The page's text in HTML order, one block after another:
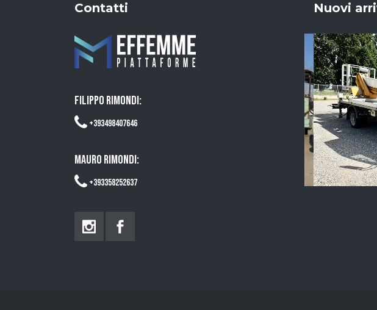
Contatti
FILIPPO RIMONDI:
+393498407646
MAURO RIMONDI:
+393358252637
Nuovi